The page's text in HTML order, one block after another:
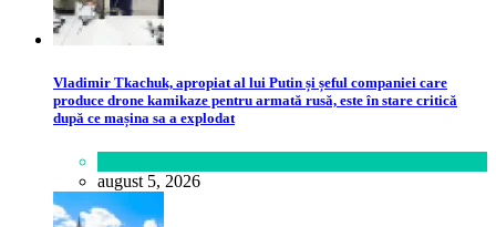
Vladimir Tkachuk, apropiat al lui Putin și șeful companiei care
produce drone kamikaze pentru armată rusă, este în stare critică
după ce mașina sa a explodat
august 5, 2026